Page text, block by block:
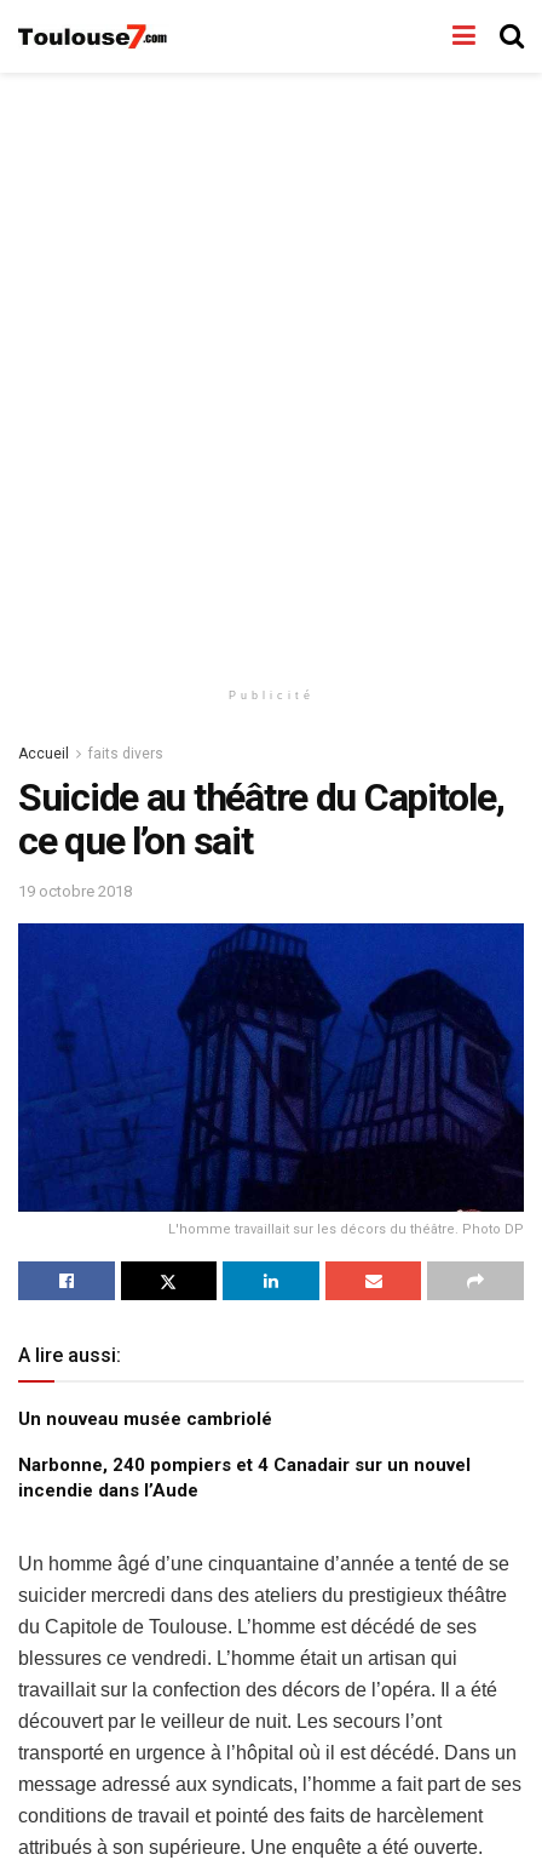
Publicité
Accueil faits divers
Suicide au théâtre du Capitole,
ce que l’on sait
19 octobre 2018
L'homme travaillait sur les décors du théâtre. Photo DP
A lire aussi:
Un nouveau musée cambriolé
Narbonne, 240 pompiers et 4 Canadair sur un nouvel
incendie dans l’Aude
Un homme âgé d’une cinquantaine d’année a tenté de se
suicider mercredi dans des ateliers du prestigieux théâtre
du Capitole de Toulouse. L’homme est décédé de ses
blessures ce vendredi. L’homme était un artisan qui
travaillait sur la confection des décors de l’opéra. Il a été
découvert par le veilleur de nuit. Les secours l’ont
transporté en urgence à l’hôpital où il est décédé. Dans un
message adressé aux syndicats, l’homme a fait part de ses
conditions de travail et pointé des faits de harcèlement
attribués à son supérieure. Une enquête a été ouverte.